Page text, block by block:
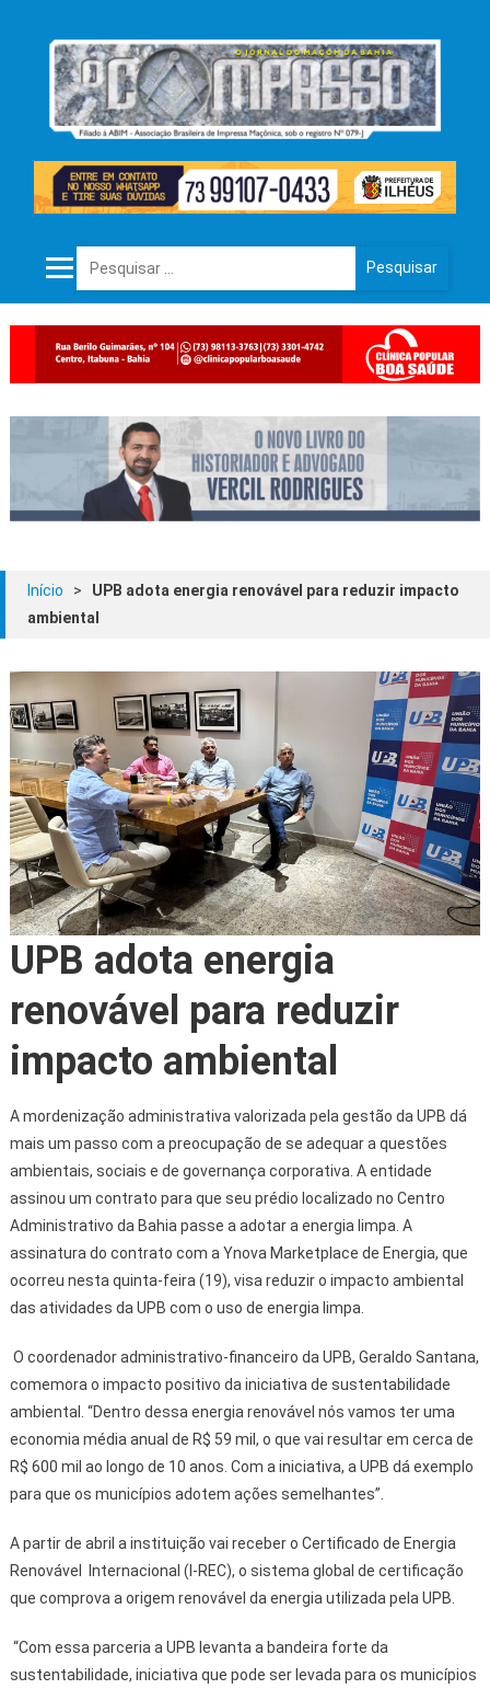
Pesquisar por:
Início >
UPB adota energia renovável para reduzir impacto
ambiental
UPB adota energia
renovável para reduzir
impacto ambiental
A mordenização administrativa valorizada pela gestão da UPB dá
mais um passo com a preocupação de se adequar a questões
ambientais, sociais e de governança corporativa. A entidade
assinou um contrato para que seu prédio localizado no Centro
Administrativo da Bahia passe a adotar a energia limpa. A
assinatura do contrato com a Ynova Marketplace de Energia, que
ocorreu nesta quinta-feira (19), visa reduzir o impacto ambiental
das atividades da UPB com o uso de energia limpa.
O coordenador administrativo-financeiro da UPB, Geraldo Santana,
comemora o impacto positivo da iniciativa de sustentabilidade
ambiental. “Dentro dessa energia renovável nós vamos ter uma
economia média anual de R$ 59 mil, o que vai resultar em cerca de
R$ 600 mil ao longo de 10 anos. Com a iniciativa, a UPB dá exemplo
para que os municípios adotem ações semelhantes”.
A partir de abril a instituição vai receber o Certificado de Energia
Renovável Internacional (I-REC), o sistema global de certificação
que comprova a origem renovável da energia utilizada pela UPB.
“Com essa parceria a UPB levanta a bandeira forte da
sustentabilidade, iniciativa que pode ser levada para os municípios